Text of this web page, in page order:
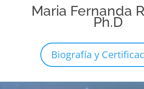
Maria Fernanda
Ph.D
Biografía y